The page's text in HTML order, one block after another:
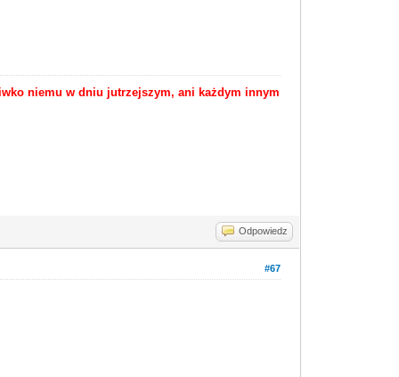
niemu w dniu jutrzejszym, ani każdym innym
Odpowiedz
#67